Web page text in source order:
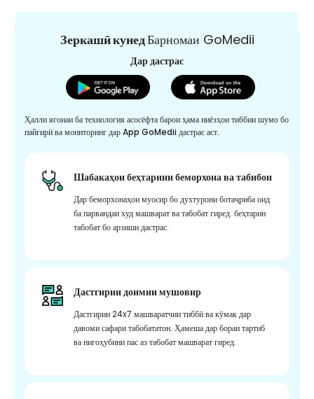
Зеркашӣ кунедБарномаи GoMedii
Дар дастрас
Ҳалли ягонаи ба технология асосёфта барои ҳама ниёзҳои тиббии шумо бо
пайгирӣ ва мониторинг дар App GoMedii дастрас аст.
Шабакаҳои беҳтарини беморхона ва табибон
Дар беморхонаҳои муосир бо духтурони ботаҷриба оид
ба парвандаи худ машварат ва табобат гиред. беҳтарин
табобат бо арзиши дастрас.
Дастгирии доимии мушовир
Дастгирии 24x7 машваратчии тиббӣ ва кӯмак дар
давоми сафари табобататон. Ҳамеша дар бораи тартиб
ва нигоҳубини пас аз табобат машварат гиред.